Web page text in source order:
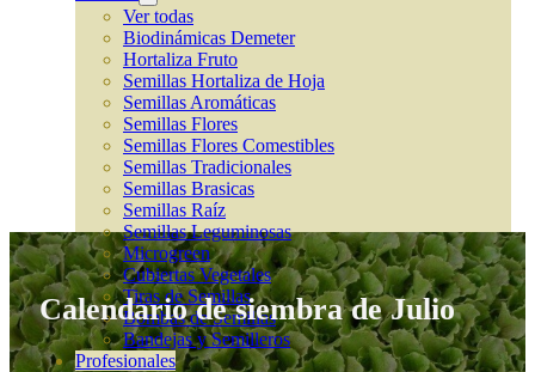
Ver todas
Biodinámicas Demeter
Hortaliza Fruto
Semillas Hortaliza de Hoja
Semillas Aromáticas
Semillas Flores
Semillas Flores Comestibles
Semillas Tradicionales
Semillas Brasicas
Semillas Raíz
Semillas Leguminosas
Microgreen
Cubiertas Vegetales
Tiras de Semillas
Bombas de Semillas
Bandejas y Semilleros
Profesionales
Calendario de siembra de Julio